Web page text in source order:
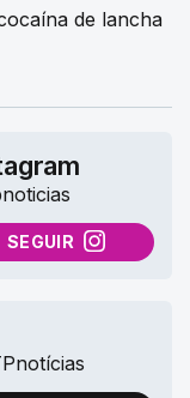
de lancha
SEGUIR
INSTAGRAM